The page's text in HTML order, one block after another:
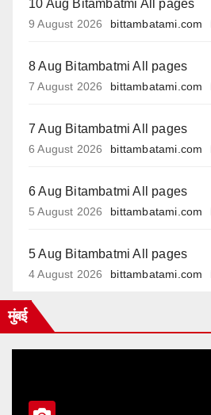
10 Aug Bitambatmi All pages
9 August 2026 bittambatami.com
8 Aug Bitambatmi All pages
7 August 2026 bittambatami.com
7 Aug Bitambatmi All pages
6 August 2026 bittambatami.com
6 Aug Bitambatmi All pages
5 August 2026 bittambatami.com
5 Aug Bitambatmi All pages
4 August 2026 bittambatami.com
मुंबई